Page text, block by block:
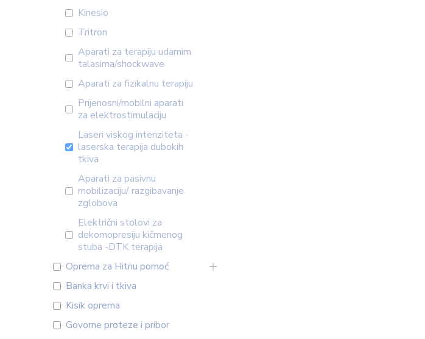
Kinesio
Tritron
Aparati za terapiju udarnim
talasima/shockwave
Aparati za fizikalnu terapiju
Prijenosni/mobilni aparati
za elektrostimulaciju
Laseri viskog intenziteta -
laserska terapija dubokih
tkiva
Aparati za pasivnu
mobilizaciju/ razgibavanje
zglobova
Električni stolovi za
dekomopresiju kičmenog
stuba -DTK terapija
Oprema za Hitnu pomoć
Banka krvi i tkiva
Kisik oprema
Govorne proteze i pribor